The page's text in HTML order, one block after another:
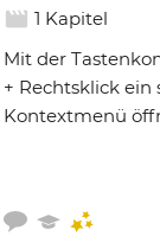
movie_creation 1 Kapitel
Mit der
+ Rechtsklick ein
Kontextmenü